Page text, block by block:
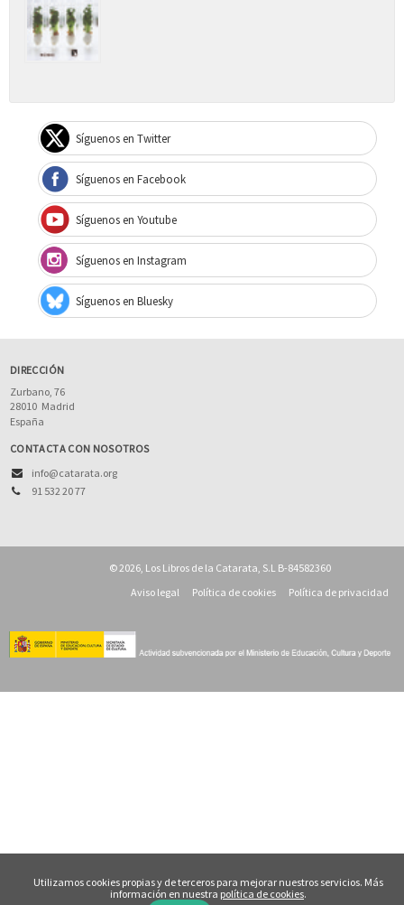
Síguenos en Twitter
Síguenos en Facebook
Síguenos en Youtube
Síguenos en Instagram
Síguenos en Bluesky
DIRECCIÓN
Zurbano, 76
28010 Madrid
España
CONTACTA CON NOSOTROS
info@catarata.org
91 532 20 77
© 2026, Los Libros de la Catarata, S.L B-84582360
Aviso legal
Política de cookies Política de privacidad
Utilizamos cookies propias y de terceros para mejorar nuestros servicios. Más
información en nuestra política de cookies.